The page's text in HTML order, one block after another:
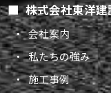
株式会社東洋建
会社案内
私たちの強み
施工事例